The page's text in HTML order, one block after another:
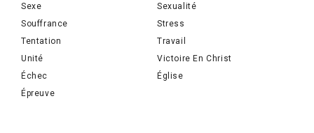
Sexe
Sexualité
Souffrance
Stress
Tentation
Travail
Unité
Victoire En Christ
Échec
Église
Épreuve